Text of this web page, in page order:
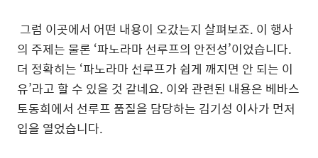
그럼 이곳에서 어떤 내용이 오갔는지 살펴보죠. 이 행사
의 주제는 물론 ‘파노라마 선루프의 안전성’이었습니다.
더 정확히는 ‘파노라마 선루프가 쉽게 깨지면 안 되는 이
유’라고 할 수 있을 것 같네요. 이와 관련된 내용은 베바스
토동희에서 선루프 품질을 담당하는 김기성 이사가 먼저
입을 열었습니다.